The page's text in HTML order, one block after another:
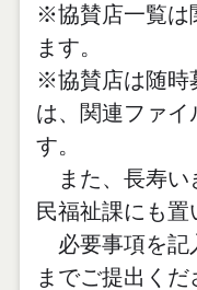
※協賛店一覧は
ます。
※協賛店は随時
は、関連ファイ
す。
また、長寿い
民福祉課にも置
必要事項を記
までご提出くだ